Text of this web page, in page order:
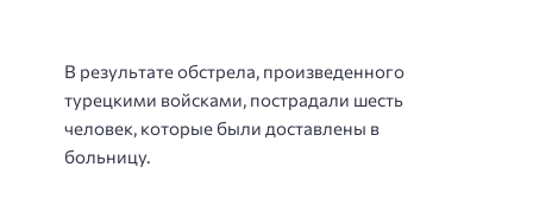
В результате обстрела, произведенного
турецкими войсками, пострадали шесть
человек, которые были доставлены в
больницу.